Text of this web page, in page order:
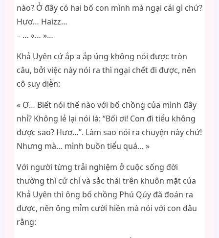
nào? Ở đây có hai bố con mình mà ngại cái gì chứ?
Hươ… Haizz…
– … «… »…
Khả Uyên cứ ắp a ắp úng không nói được tròn
câu, bởi việc này nói ra thì ngại chết đi được, nên
cô suy diễn:
« Ơ… Biết nói thế nào với bố chồng của mình đây
nhỉ? Không lẻ lại nói là: “Bối ơi! Con đi tiểu không
được sao? Hươ…”. Làm sao nói ra chuyện này chứ!
Nhưng mà… mình buồn tiểu quá… »
Với người từng trải nghiệm ở cuộc sống đời
thường thì cử chỉ và sắc thái trên khuôn mặt của
Khả Uyên thì ông bố chồng Phú Qúy đã đoán ra
được, nên ông mỉm cười hiền mà nói với con dâu
rằng: